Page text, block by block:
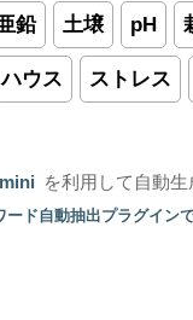
鉛 土壌 pH
ハウス ストレス
を利用して自動生
ード自動抽出プラグイン